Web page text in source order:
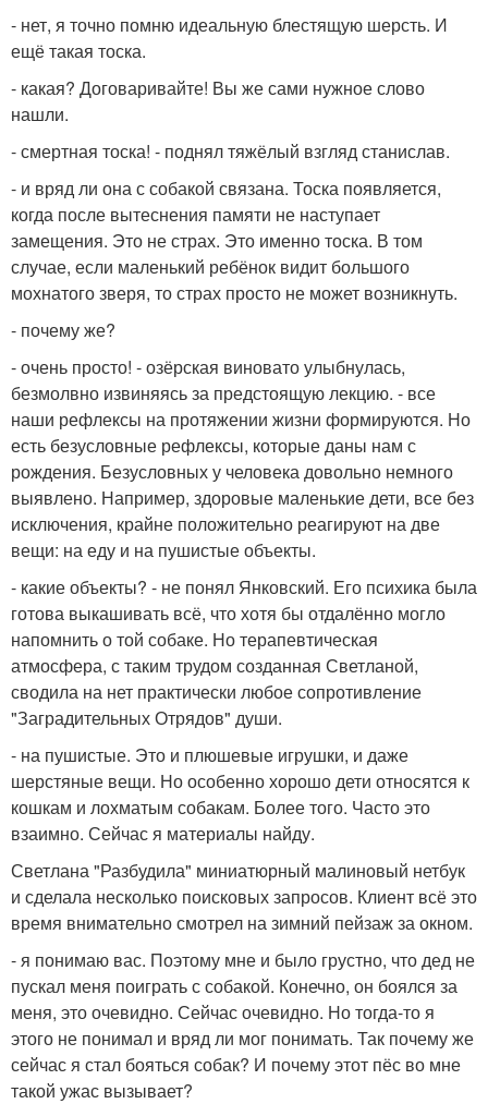
- нет, я точно помню идеальную блестящую шерсть. И
ещё такая тоска.
- какая? Договаривайте! Вы же сами нужное слово
нашли.
- смертная тоска! - поднял тяжёлый взгляд станислав.
- и вряд ли она с собакой связана. Тоска появляется,
когда после вытеснения памяти не наступает
замещения. Это не страх. Это именно тоска. В том
случае, если маленький ребёнок видит большого
мохнатого зверя, то страх просто не может возникнуть.
- почему же?
- очень просто! - озёрская виновато улыбнулась,
безмолвно извиняясь за предстоящую лекцию. - все
наши рефлексы на протяжении жизни формируются. Но
есть безусловные рефлексы, которые даны нам с
рождения. Безусловных у человека довольно немного
выявлено. Например, здоровые маленькие дети, все без
исключения, крайне положительно реагируют на две
вещи: на еду и на пушистые объекты.
- какие объекты? - не понял Янковский. Его психика была
готова выкашивать всё, что хотя бы отдалённо могло
напомнить о той собаке. Но терапевтическая
атмосфера, с таким трудом созданная Светланой,
сводила на нет практически любое сопротивление
"Заградительных Отрядов" души.
- на пушистые. Это и плюшевые игрушки, и даже
шерстяные вещи. Но особенно хорошо дети относятся к
кошкам и лохматым собакам. Более того. Часто это
взаимно. Сейчас я материалы найду.
Светлана "Разбудила" миниатюрный малиновый нетбук
и сделала несколько поисковых запросов. Клиент всё это
время внимательно смотрел на зимний пейзаж за окном.
- я понимаю вас. Поэтому мне и было грустно, что дед не
пускал меня поиграть с собакой. Конечно, он боялся за
меня, это очевидно. Сейчас очевидно. Но тогда-то я
этого не понимал и вряд ли мог понимать. Так почему же
сейчас я стал бояться собак? И почему этот пёс во мне
такой ужас вызывает?